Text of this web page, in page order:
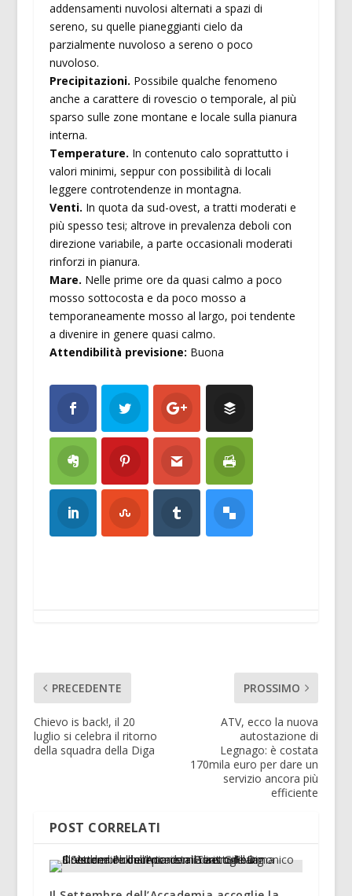
addensamenti nuvolosi alternati a spazi di
sereno, su quelle pianeggianti cielo da
parzialmente nuvoloso a sereno o poco
nuvoloso.
Precipitazioni. Possibile qualche fenomeno
anche a carattere di rovescio o temporale, al più
sparso sulle zone montane e locale sulla pianura
interna.
Temperature. In contenuto calo soprattutto i
valori minimi, seppur con possibilità di locali
leggere controtendenze in montagna.
Venti. In quota da sud-ovest, a tratti moderati e
più spesso tesi; altrove in prevalenza deboli con
direzione variabile, a parte occasionali moderati
rinforzi in pianura.
Mare. Nelle prime ore da quasi calmo a poco
mosso sottocosta e da poco mosso a
temporaneamente mosso al largo, poi tendente
a divenire in genere quasi calmo.
Attendibilità previsione: Buona
PRECEDENTE
Chievo is back!, il 20
luglio si celebra il ritorno
della squadra della Diga
PROSSIMO
ATV, ecco la nuova
autostazione di
Legnago: è costata
170mila euro per dare un
servizio ancora più
efficiente
POST CORRELATI